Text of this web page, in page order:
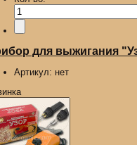
для выжигания
Артикул: нет